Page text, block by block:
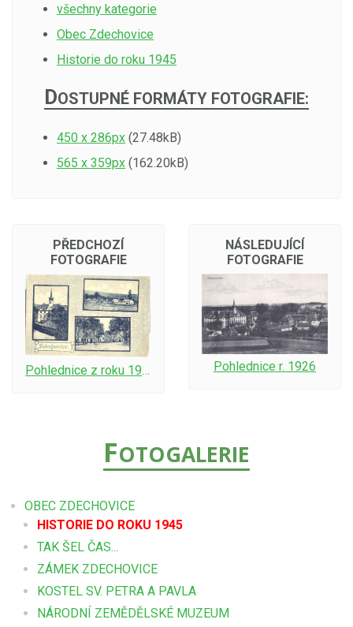
všechny kategorie
Obec Zdechovice
Historie do roku 1945
DOSTUPNÉ FORMÁTY FOTOGRAFIE:
450 x 286px (27.48kB)
565 x 359px (162.20kB)
PŘEDCHOZÍ
FOTOGRAFIE
Pohlednice z roku 1925
NÁSLEDUJÍCÍ
FOTOGRAFIE
Pohlednice r. 1926
FOTOGALERIE
OBEC ZDECHOVICE
HISTORIE DO ROKU 1945
TAK ŠEL ČAS...
ZÁMEK ZDECHOVICE
KOSTEL SV. PETRA A PAVLA
NÁRODNÍ ZEMĚDĚLSKÉ MUZEUM